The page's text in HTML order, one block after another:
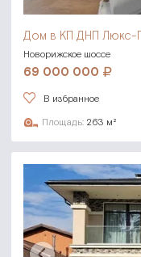
Дом в КП ДНП Люкс-
Новорижское шоссе
69 000 000
В избранное
Площадь: 263 м²